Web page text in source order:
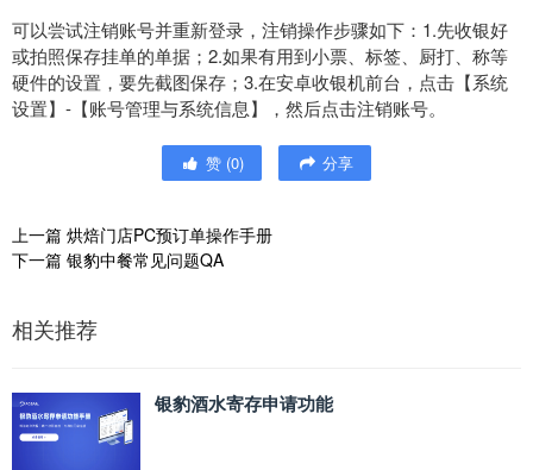
可以尝试注销账号并重新登录，注销操作步骤如下：1.先收银好
或拍照保存挂单的单据；2.如果有用到小票、标签、厨打、称等
硬件的设置，要先截图保存；3.在安卓收银机前台，点击【系统
设置】-【账号管理与系统信息】，然后点击注销账号。
赞 (0) 分享
上一篇 烘焙门店PC预订单操作手册
下一篇 银豹中餐常见问题QA
相关推荐
银豹酒水寄存申请功能